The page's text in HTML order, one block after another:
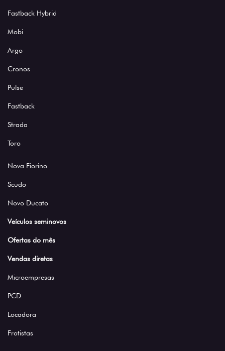
Fastback Hybrid
Mobi
Argo
Cronos
Pulse
Fastback
Strada
Toro
Nova Fiorino
Scudo
Novo Ducato
Veículos seminovos
Ofertas do mês
Vendas diretas
Microempresas
PCD
Locadora
Frotistas